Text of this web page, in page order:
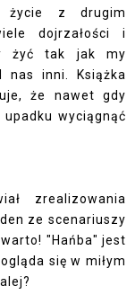
życie z drugim
dojrzałości i
żyć tak jak my
inni. Książka
że nawet gdy
wyciągnąć
zrealizowania
ze scenariuszy
"Hańba" jest
się w miłym